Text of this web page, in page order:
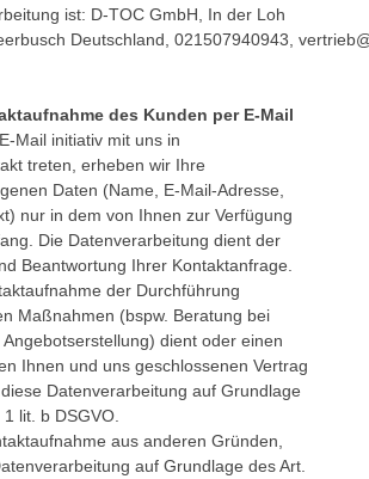
ist: D-TOC GmbH, In der Loh
Deutschland, 021507940943,
des Kunden per E-Mail
Mail initiativ mit uns in
treten, erheben wir Ihre
Daten (Name, E-Mail-Adresse,
nur in dem von Ihnen zur Verfügung
Die Datenverarbeitung dient der
Beantwortung Ihrer Kontaktanfrage.
der Durchführung
Maßnahmen (bspw. Beratung bei
dient oder einen
Ihnen und uns geschlossenen Vertrag
Datenverarbeitung auf Grundlage
lit. b DSGVO.
aus anderen Gründen,
auf Grundlage des Art.